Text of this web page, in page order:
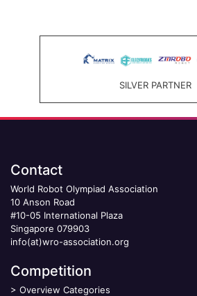
SILVER PARTNER
Contact
World Robot Olympiad Association
10 Anson Road
#10-05 International Plaza
Singapore 079903
info(at)wro-association.org
Competition
> Overview Categories